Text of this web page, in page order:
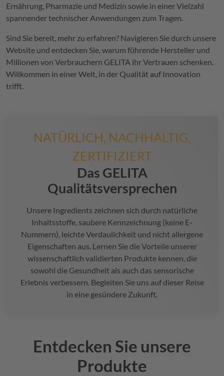
Ernährung, Pharmazie und Medizin sowie in einer Vielzahl
spannender technischer Anwendungen zum Tragen.
Sind Sie bereit, mehr zu erfahren? Navigieren Sie durch unsere
Website und entdecken Sie, warum führende Hersteller und
Millionen von Verbrauchern GELITA ihr Vertrauen schenken.
Willkommen in einer Welt, in der Qualität auf Innovation
trifft.
NATÜRLICH, NACHHALTIG,
ZERTIFIZIERT
Das GELITA
Qualitätsversprechen
Unsere Ingredients zeichnen sich durch natürliche
Inhaltsstoffe, saubere Kennzeichnung (keine E-
Nummern), leichte Verdaulichkeit und nicht allergene
Eigenschaften aus. Lernen Sie die Vorteile unserer
wissenschaftlich validierten Produkte kennen, die
sowohl die Gesundheit als auch das sensorische
Erlebnis verbessern. Begleiten Sie uns auf dieser Reise
in eine gesündere Zukunft.
Entdecken Sie unsere
Produkte